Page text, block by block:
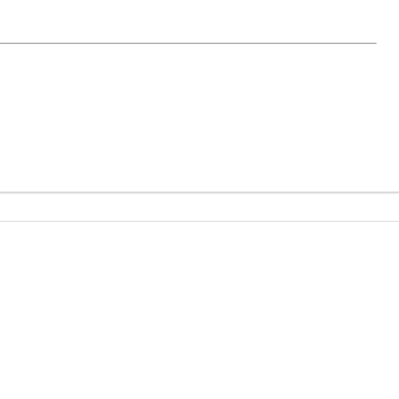
de la ville de Corte.